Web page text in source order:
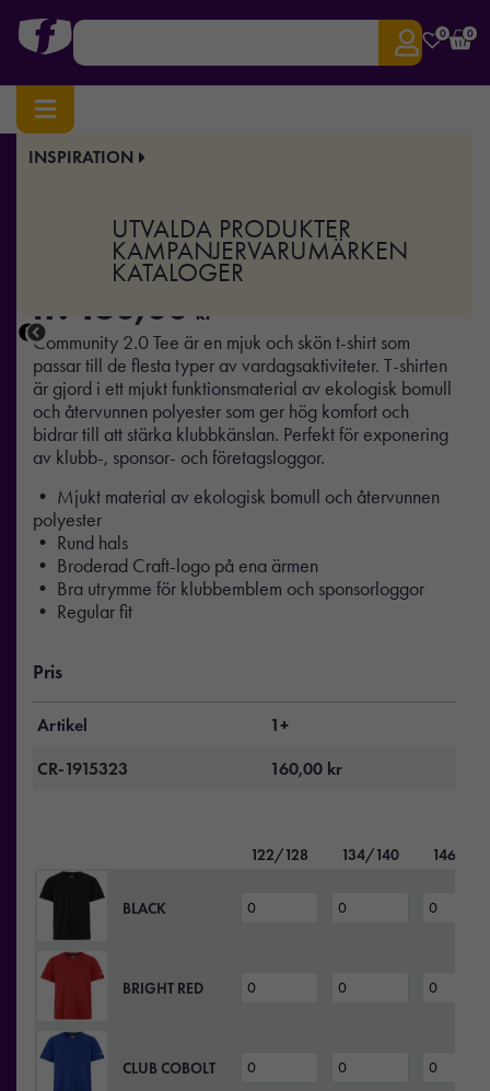
0 0
INSPIRATION
UTVALDA PRODUKTER
KAMPANJERVARUMÄRKEN
KATALOGER
Hem/Sport & Träning / Community 2.0 Tee Jr
Community 2.0 Tee Jr
fr. 160,00 kr
Community 2.0 Tee är en mjuk och skön t-shirt som
passar till de flesta typer av vardagsaktiviteter. T-shirten
är gjord i ett mjukt funktionsmaterial av ekologisk bomull
och återvunnen polyester som ger hög komfort och
bidrar till att stärka klubbkänslan. Perfekt för exponering
av klubb-, sponsor- och företagsloggor.
• Mjukt material av ekologisk bomull och återvunnen
polyester
• Rund hals
• Broderad Craft-logo på ena ärmen
• Bra utrymme för klubbemblem och sponsorloggor
• Regular fit
Pris
Artikel
1+
CR-1915323
160,00 kr
122/128 134/140 146/152
BLACK
BRIGHT RED
CLUB COBOLT